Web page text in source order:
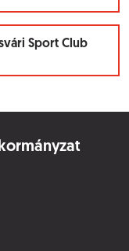
Sport Club